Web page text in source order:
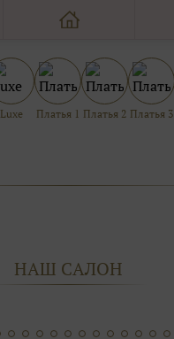
СВАДЕБНЫЕ ПЛАТЬЯ
Luxe Платья 1 Платья 2 Платья 3
НАШ САЛОН